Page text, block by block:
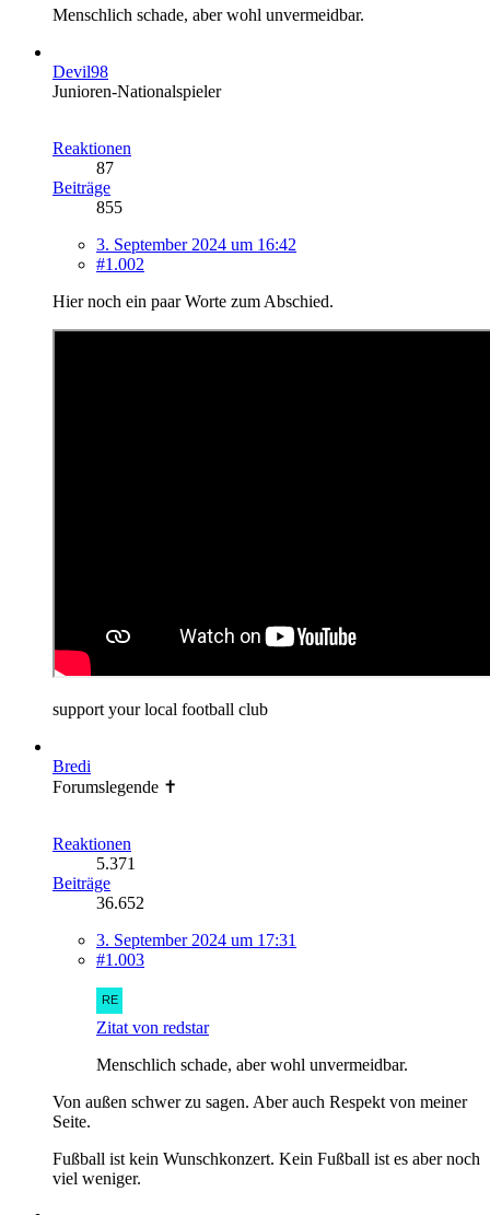
Menschlich schade, aber wohl unvermeidbar.
Devil98
Junioren-Nationalspieler
Reaktionen
87
Beiträge
855
3. September 2024 um 16:42
#1.002
Hier noch ein paar Worte zum Abschied.
support your local football club
Bredi
Forumslegende ✝
Reaktionen
5.371
Beiträge
36.652
3. September 2024 um 17:31
#1.003
Zitat von redstar
Menschlich schade, aber wohl unvermeidbar.
Von außen schwer zu sagen. Aber auch Respekt von meiner
Seite.
Fußball ist kein Wunschkonzert. Kein Fußball ist es aber noch
viel weniger.